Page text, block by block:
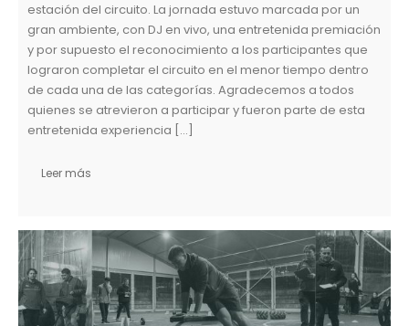
estación del circuito. La jornada estuvo marcada por un
gran ambiente, con DJ en vivo, una entretenida premiación
y por supuesto el reconocimiento a los participantes que
lograron completar el circuito en el menor tiempo dentro
de cada una de las categorías. Agradecemos a todos
quienes se atrevieron a participar y fueron parte de esta
entretenida experiencia […]
Leer más